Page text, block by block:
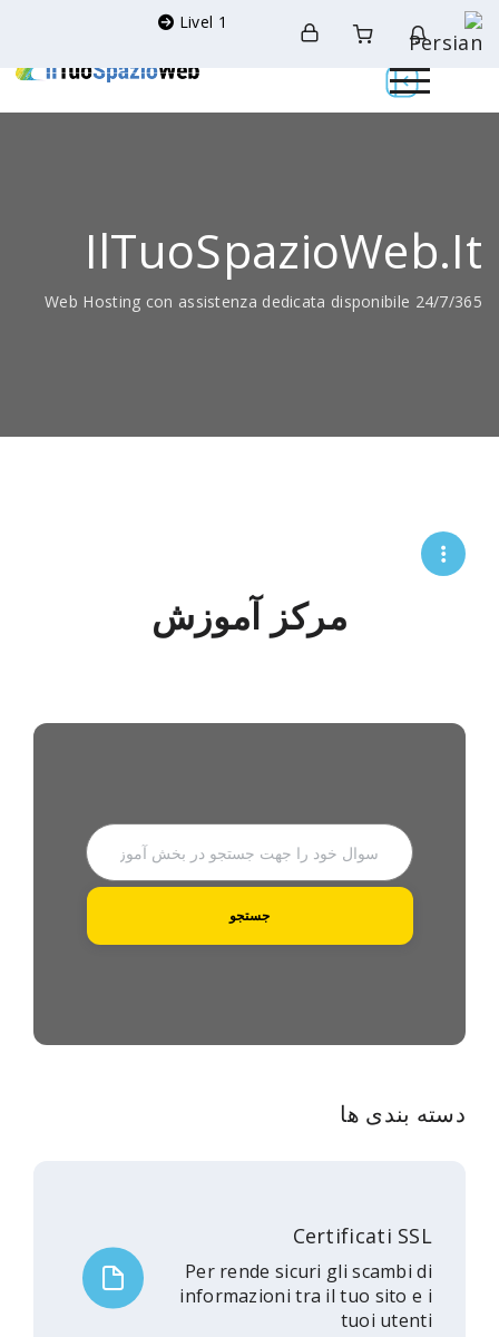
Livel 1
IlTuoSpazioWeb.it
Web Hosting con assistenza dedicata disponibile 24/7/365
مرکز آموزش
دسته بندی ها
Certificati SSL
Per rende sicuri gli scambi di
informazioni tra il tuo sito e i
tuoi utenti